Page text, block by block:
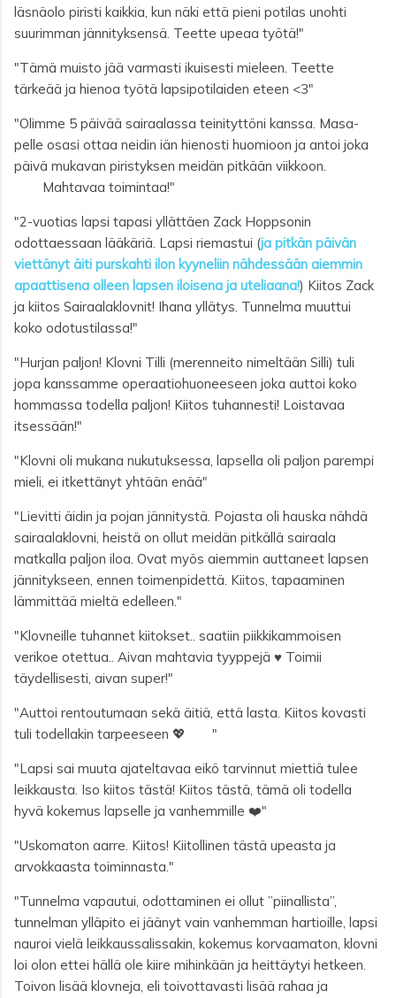
läsnäolo piristi kaikkia, kun näki että pieni potilas unohti
suurimman jännityksensä. Teette upeaa työtä!"
"Tämä muisto jää varmasti ikuisesti mieleen. Teette
tärkeää ja hienoa työtä lapsipotilaiden eteen <3"
"Olimme 5 päivää sairaalassa teinityttöni kanssa. Masa-
pelle osasi ottaa neidin iän hienosti huomioon ja antoi joka
päivä mukavan piristyksen meidän pitkään viikkoon.
Mahtavaa toimintaa!"
"2-vuotias lapsi tapasi yllättäen Zack Hoppsonin
odottaessaan lääkäriä. Lapsi riemastui (ja pitkän päivän
viettänyt äiti purskahti ilon kyyneliin nähdessään aiemmin
apaattisena olleen lapsen iloisena ja uteliaana!) Kiitos Zack
ja kiitos Sairaalaklovnit! Ihana yllätys. Tunnelma muuttui
koko odotustilassa!"
"Hurjan paljon! Klovni Tilli (merenneito nimeltään Silli) tuli
jopa kanssamme operaatiohuoneeseen joka auttoi koko
hommassa todella paljon! Kiitos tuhannesti! Loistavaa
itsessään!"
"Klovni oli mukana nukutuksessa, lapsella oli paljon parempi
mieli, ei itkettänyt yhtään enää"
"Lievitti äidin ja pojan jännitystä. Pojasta oli hauska nähdä
sairaalaklovni, heistä on ollut meidän pitkällä sairaala
matkalla paljon iloa. Ovat myös aiemmin auttaneet lapsen
jännitykseen, ennen toimenpidettä. Kiitos, tapaaminen
lämmittää mieltä edelleen."
"Klovneille tuhannet kiitokset.. saatiin piikkikammoisen
verikoe otettua.. Aivan mahtavia tyyppejä ♥️ Toimii
täydellisesti, aivan super!"
"Auttoi rentoutumaan sekä äitiä, että lasta. Kiitos kovasti
tuli todellakin tarpeeseen 💖
	"
"Lapsi sai muuta ajateltavaa eikö tarvinnut miettiä tulee
leikkausta. Iso kiitos tästä! Kiitos tästä, tämä oli todella
hyvä kokemus lapselle ja vanhemmille ❤️"
"Uskomaton aarre. Kiitos! Kiitollinen tästä upeasta ja
arvokkaasta toiminnasta."
"Tunnelma vapautui, odottaminen ei ollut ”piinallista”,
tunnelman ylläpito ei jäänyt vain vanhemman hartioille, lapsi
nauroi vielä leikkaussalissakin, kokemus korvaamaton, klovni
loi olon ettei hällä ole kiire mihinkään ja heittäytyi hetkeen.
Toivon lisää klovneja, eli toivottavasti lisää rahaa ja